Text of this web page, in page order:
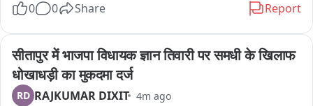
पड़ोसियों ने मासूम को बचाया
पुलिस ने अस्पताल में कराया मेडिकल
0 0 Share Report
सीतापुर में भाजपा विधायक ज्ञान तिवारी पर समधी के खिलाफ
धोखाधड़ी का मुकदमा दर्ज
RD RAJKUMAR DIXIT 4m ago